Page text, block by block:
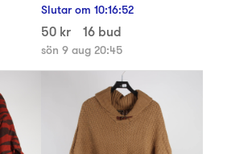
Slutar om 10:16:52
50 kr 16 bud
sön 9 aug 20:45